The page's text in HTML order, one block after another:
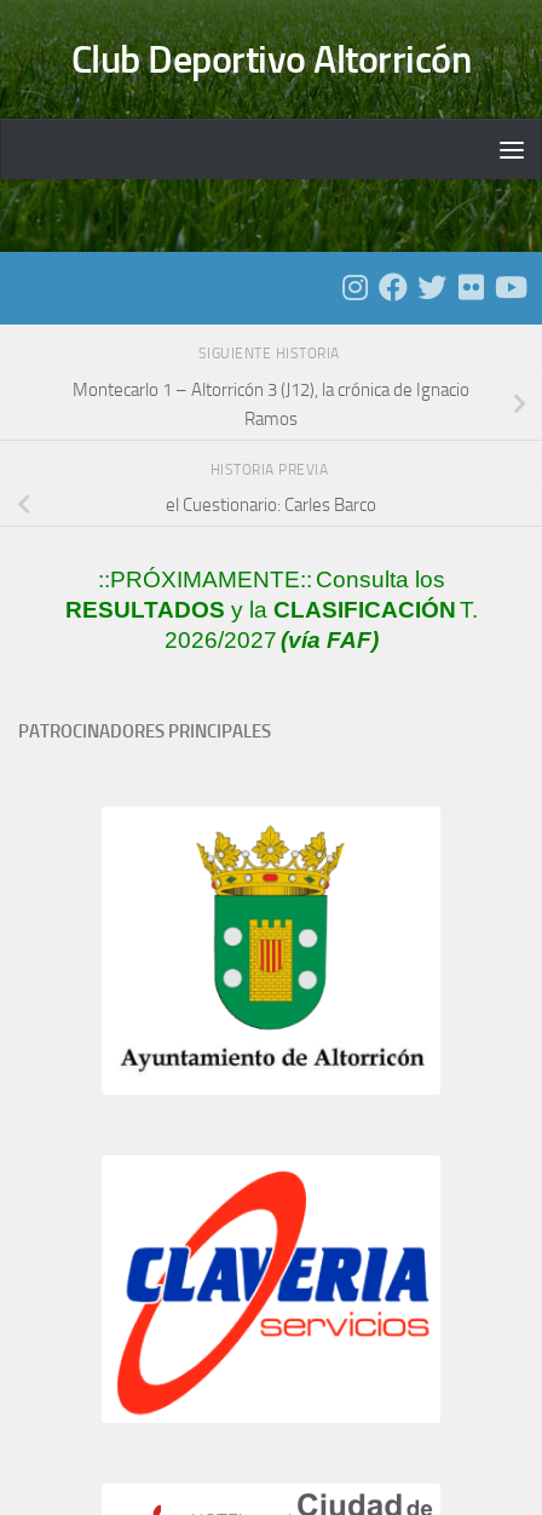
Saltar al contenido
Club Deportivo Altorricón
SIGUIENTE HISTORIA
Montecarlo 1 – Altorricón 3 (J12), la crónica de Ignacio
Ramos
HISTORIA PREVIA
el Cuestionario: Carles Barco
::PRÓXIMAMENTE:: Consulta los
RESULTADOS y la CLASIFICACIÓNT.
2026/2027(vía FAF)
PATROCINADORES PRINCIPALES